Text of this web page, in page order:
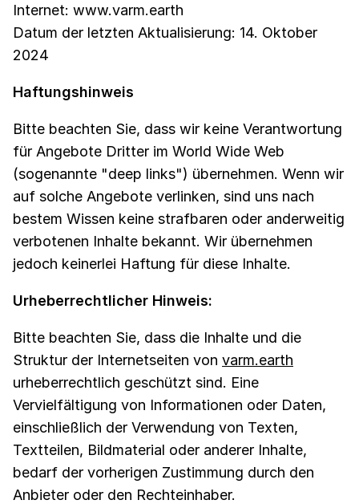
Internet: www.varm.earth
Datum der letzten Aktualisierung: 14. Oktober
2024
Haftungshinweis
Bitte beachten Sie, dass wir keine Verantwortung
für Angebote Dritter im World Wide Web
(sogenannte "deep links") übernehmen. Wenn wir
auf solche Angebote verlinken, sind uns nach
bestem Wissen keine strafbaren oder anderweitig
verbotenen Inhalte bekannt. Wir übernehmen
jedoch keinerlei Haftung für diese Inhalte.
Urheberrechtlicher Hinweis:
Bitte beachten Sie, dass die Inhalte und die
Struktur der Internetseiten von varm.earth
urheberrechtlich geschützt sind. Eine
Vervielfältigung von Informationen oder Daten,
einschließlich der Verwendung von Texten,
Textteilen, Bildmaterial oder anderer Inhalte,
bedarf der vorherigen Zustimmung durch den
Anbieter oder den Rechteinhaber.